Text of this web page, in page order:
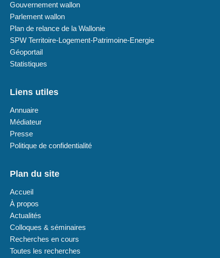
Gouvernement wallon
Parlement wallon
Plan de relance de la Wallonie
SPW Territoire-Logement-Patrimoine-Energie
Géoportail
Statistiques
Liens utiles
Annuaire
Médiateur
Presse
Politique de confidentialité
Plan du site
Accueil
À propos
Actualités
Colloques & séminaires
Recherches en cours
Toutes les recherches